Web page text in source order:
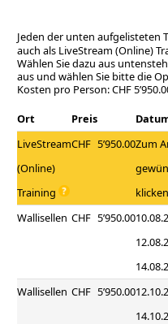
Jeden der unten aufgelisteten
auch als LiveStream (Online)
Wählen Sie dazu aus
aus und wählen Sie bitte die
Kosten pro Person: CHF
Ort
Preis
LiveStream
(Online)
Training
CHF 5’950.00Zum
Wallisellen CHF 5’950.00
Wallisellen CHF 5’950.00